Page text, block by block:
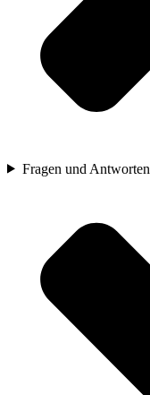
Fragen und Antworten